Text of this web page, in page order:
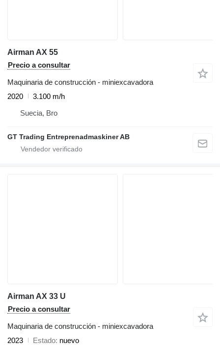
Airman AX 55
Precio a consultar
Maquinaria de construcción - miniexcavadora
2020
3.100 m/h
Suecia, Bro
GT Trading Entreprenadmaskiner AB
Airman AX 33 U
Precio a consultar
Maquinaria de construcción - miniexcavadora
2023
Estado nuevo